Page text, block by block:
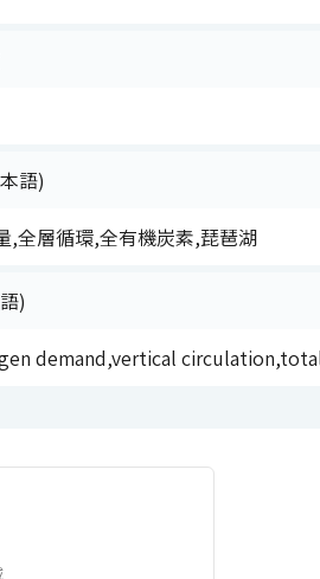
語)
,全層循環,全有機炭素,琵琶湖
)
demand,vertical